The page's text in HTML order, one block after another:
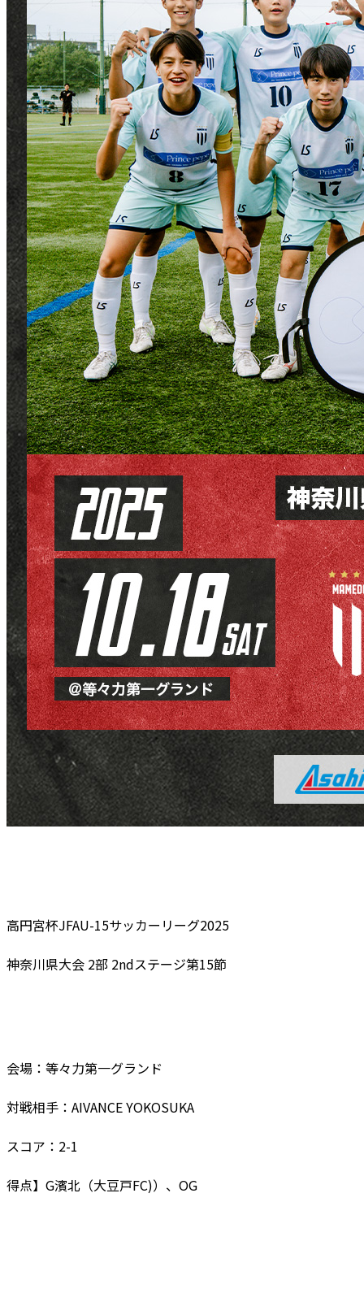
高円宮杯JFAU-15サッカーリーグ2025
神奈川県大会 2部 2ndステージ第15節
会場：等々力第一グランド
対戦相手：AIVANCE YOKOSUKA
スコア：2-1
得点】G濱北（大豆戸FC)）、OG